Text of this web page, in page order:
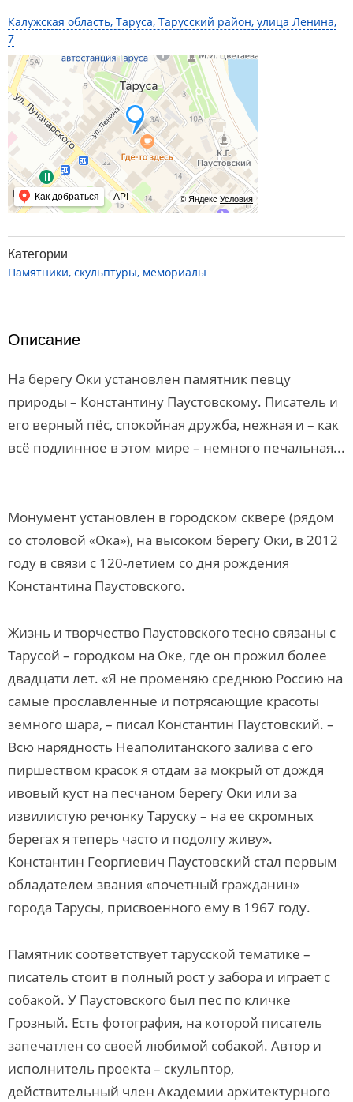
Калужская область, Таруса, Тарусский район, улица Ленина,
7
© Яндекс Условия
Как добраться API
Категории
Памятники, скульптуры, мемориалы
Описание
На берегу Оки установлен памятник певцу
природы – Константину Паустовскому. Писатель и
его верный пёс, спокойная дружба, нежная и – как
всё подлинное в этом мире – немного печальная...
Монумент установлен в городском сквере (рядом
со столовой «Ока»), на высоком берегу Оки, в 2012
году в связи с 120-летием со дня рождения
Константина Паустовского.
Жизнь и творчество Паустовского тесно связаны с
Тарусой – городком на Оке, где он прожил более
двадцати лет. «Я не променяю среднюю Россию на
самые прославленные и потрясающие красоты
земного шара, – писал Константин Паустовский. –
Всю нарядность Неаполитанского залива с его
пиршеством красок я отдам за мокрый от дождя
ивовый куст на песчаном берегу Оки или за
извилистую речонку Таруску – на ее скромных
берегах я теперь часто и подолгу живу».
Константин Георгиевич Паустовский стал первым
обладателем звания «почетный гражданин»
города Тарусы, присвоенного ему в 1967 году.
Памятник соответствует тарусской тематике –
писатель стоит в полный рост у забора и играет с
собакой. У Паустовского был пес по кличке
Грозный. Есть фотография, на которой писатель
запечатлен со своей любимой собакой. Автор и
исполнитель проекта – скульптор,
действительный член Академии архитектурного